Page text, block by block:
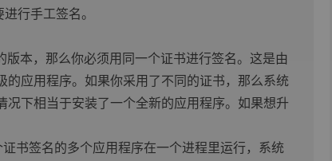
行手工签名。
本，那么你必须用同一个证书进行签名。这是由
应用程序。如果你采用了不同的证书，那么系统
下相当于安装了一个全新的应用程序。如果想升
书签名的多个应用程序在一个进程里运行，系统